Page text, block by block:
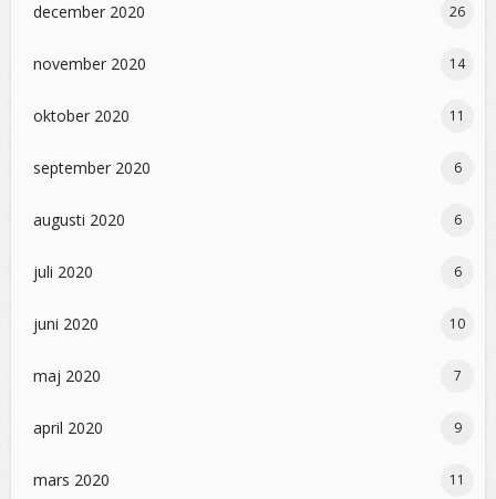
december 2020 26
november 2020 14
oktober 2020 11
september 2020 6
augusti 2020 6
juli 2020 6
juni 2020 10
maj 2020 7
april 2020 9
mars 2020 11